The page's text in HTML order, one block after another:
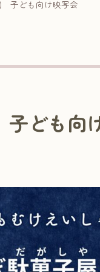
) 子ども向け映写会
ども向